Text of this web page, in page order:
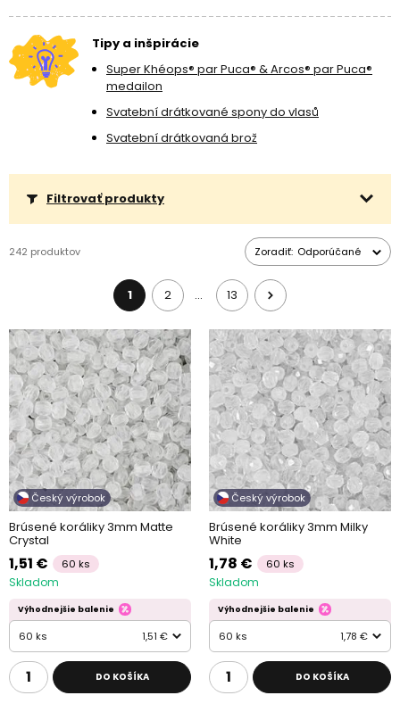
od tých najjednoduchšíchnavliekanýchaketlovanýchaž po
ktorou ľahko prevlečietenylónové lanko
perly budú vyzerať skvele, či už ich použijete samostatne alebo v
kombinácii s ďalšímikorálikmi.
Tipy a inšpirácie
Super Khéops® par Puca® & Arcos® par Puca®
medailon
Svatební drátkované spony do vlasů
Svatební drátkovaná brož
Filtrovať produkty
242 produktov Zoradiť: Odporúčané
1 2 … 13
Český výrobok
Brúsené koráliky 3mm Matte
Crystal
1,51 € 60 ks
Skladom
Výhodnejšie balenie
60 ks 1,51 €
DO KOŠÍKA
Český výrobok
Brúsené koráliky 3mm Milky
White
1,78 € 60 ks
Skladom
Výhodnejšie balenie
60 ks 1,78 €
DO KOŠÍKA